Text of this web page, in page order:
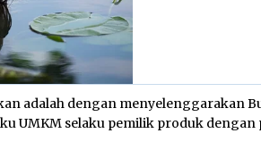
adalah dengan menyelenggarakan
UMKM selaku pemilik produk dengan